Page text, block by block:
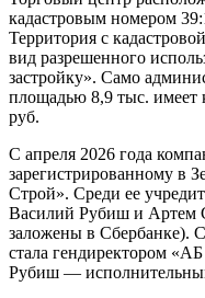
кадастровым номером
Территория с
вид разрешенного
застройку». Само
площадью 8,9 тыс. имеет
руб.
С апреля 2026 года
зарегистрированному в
Строй». Среди ее
Василий Рубиш и Артем
заложены в Сбербанке).
стала гендиректором
Рубиш —